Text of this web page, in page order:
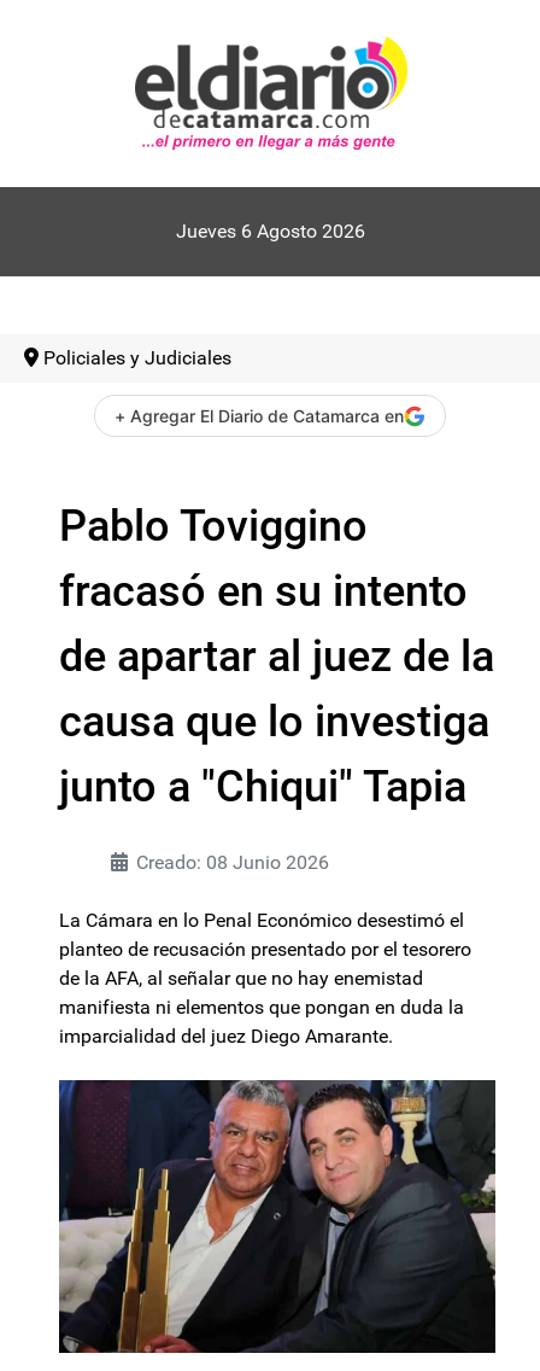
Jueves 6 Agosto 2026
Policiales y Judiciales
+ Agregar El Diario de Catamarca en
Pablo Toviggino
fracasó en su intento
de apartar al juez de la
causa que lo investiga
junto a "Chiqui" Tapia
Creado: 08 Junio 2026
La Cámara en lo Penal Económico desestimó el
planteo de recusación presentado por el tesorero
de la AFA, al señalar que no hay enemistad
manifiesta ni elementos que pongan en duda la
imparcialidad del juez Diego Amarante.